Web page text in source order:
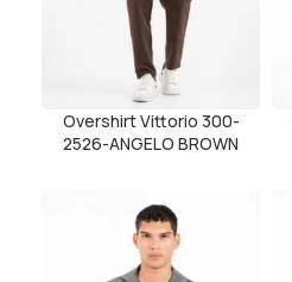
Overshirt Vittorio 300-
2526-ANGELO BROWN